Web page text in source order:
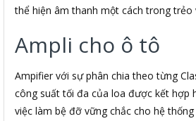
thể hiện âm thanh một cách trong trẻo
Ampli cho ô tô
Ampifier với sự phân chia theo từng
công suất tối đa của loa được kết hợp
việc làm bệ đỡ vững chắc cho hệ